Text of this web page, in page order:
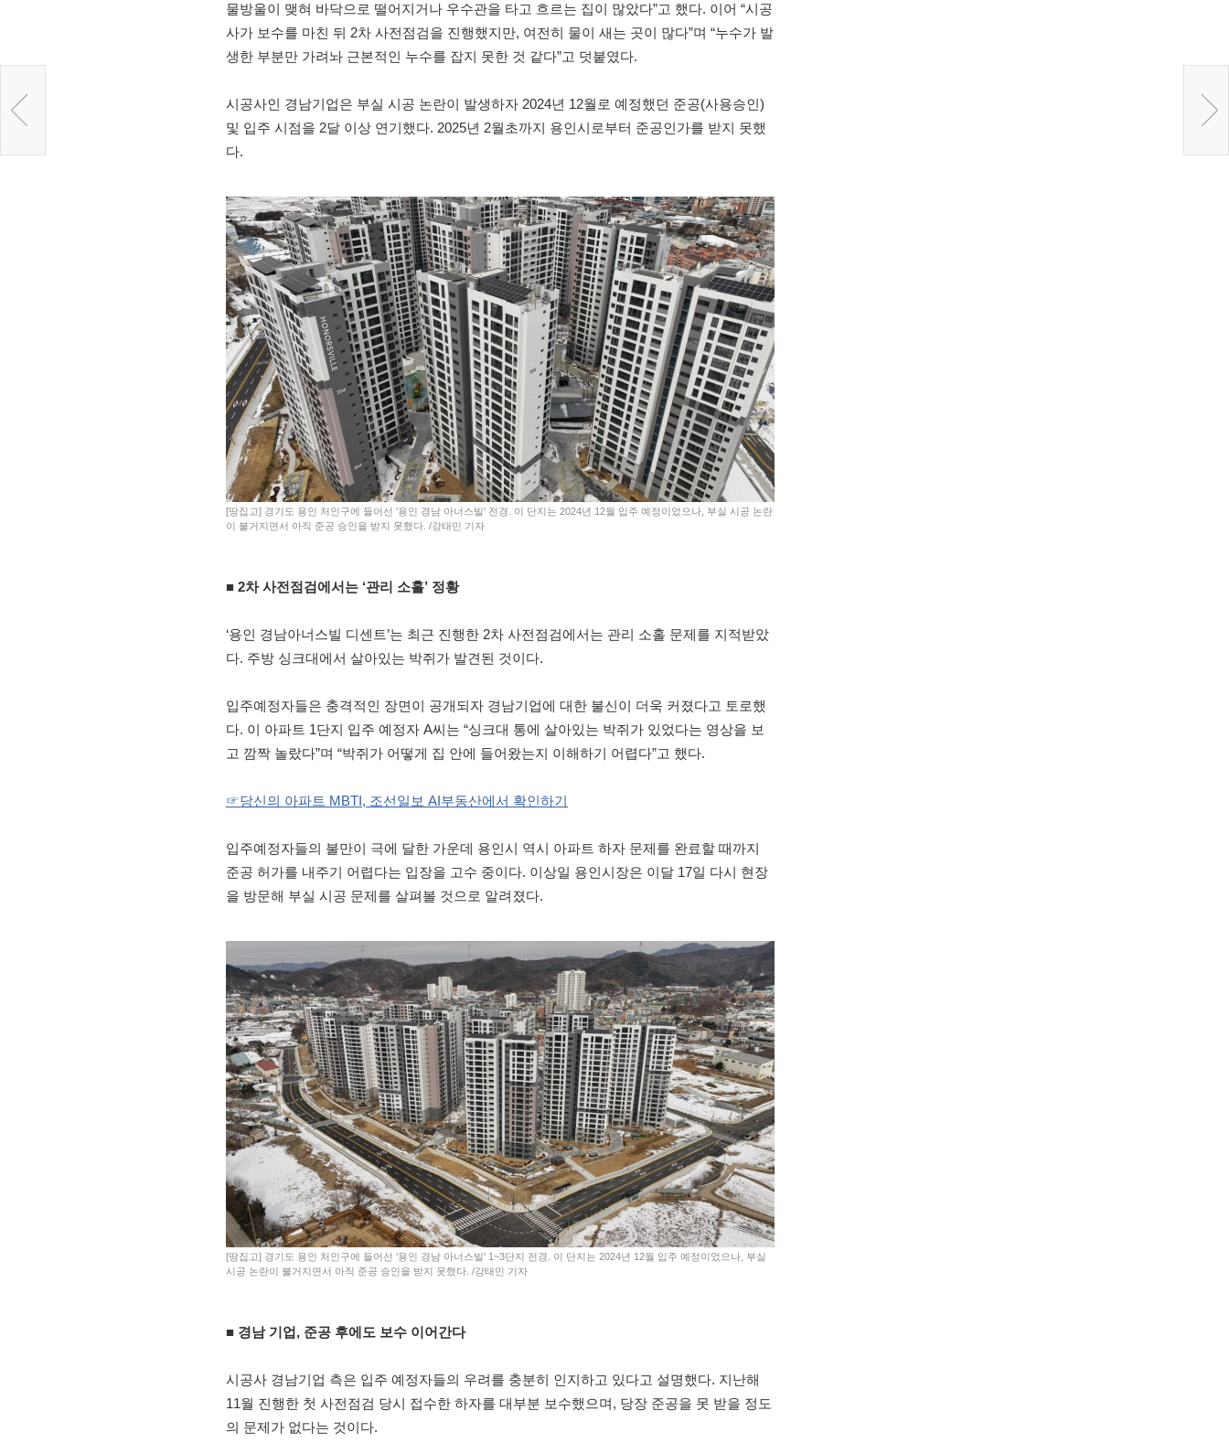
물방울이 맺혀 바닥으로 떨어지거나 우수관을 타고 흐르는 집이 많았다”고 했다. 이어 “시공
사가 보수를 마친 뒤 2차 사전점검을 진행했지만, 여전히 물이 새는 곳이 많다”며 “누수가 발
생한 부분만 가려놔 근본적인 누수를 잡지 못한 것 같다”고 덧붙였다.
시공사인 경남기업은 부실 시공 논란이 발생하자 2024년 12월로 예정했던 준공(사용승인)
및 입주 시점을 2달 이상 연기했다. 2025년 2월초까지 용인시로부터 준공인가를 받지 못했
다.
[땅집고] 경기도 용인 처인구에 들어선 '용인 경남 아너스빌' 전경. 이 단지는 2024년 12월 입주 예정이었으나, 부실 시공 논란
이 불거지면서 아직 준공 승인을 받지 못했다. /강태민 기자
■ 2차 사전점검에서는 ‘관리 소홀’ 정황
‘용인 경남아너스빌 디센트’는 최근 진행한 2차 사전점검에서는 관리 소홀 문제를 지적받았
다. 주방 싱크대에서 살아있는 박쥐가 발견된 것이다.
입주예정자들은 충격적인 장면이 공개되자 경남기업에 대한 불신이 더욱 커졌다고 토로했
다. 이 아파트 1단지 입주 예정자 A씨는 “싱크대 통에 살아있는 박쥐가 있었다는 영상을 보
고 깜짝 놀랐다”며 “박쥐가 어떻게 집 안에 들어왔는지 이해하기 어렵다”고 했다.
☞당신의 아파트 MBTI, 조선일보 AI부동산에서 확인하기
입주예정자들의 불만이 극에 달한 가운데 용인시 역시 아파트 하자 문제를 완료할 때까지
준공 허가를 내주기 어렵다는 입장을 고수 중이다. 이상일 용인시장은 이달 17일 다시 현장
을 방문해 부실 시공 문제를 살펴볼 것으로 알려졌다.
[땅집고] 경기도 용인 처인구에 들어선 '용인 경남 아너스빌' 1~3단지 전경. 이 단지는 2024년 12월 입주 예정이었으나, 부실
시공 논란이 불거지면서 아직 준공 승인을 받지 못했다. /강태민 기자
■ 경남 기업, 준공 후에도 보수 이어간다
시공사 경남기업 측은 입주 예정자들의 우려를 충분히 인지하고 있다고 설명했다. 지난해
11월 진행한 첫 사전점검 당시 접수한 하자를 대부분 보수했으며, 당장 준공을 못 받을 정도
의 문제가 없다는 것이다.